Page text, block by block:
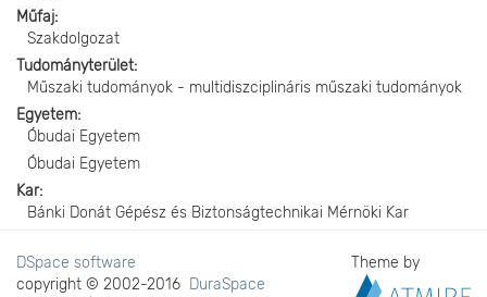
Műfaj
Szakdolgozat
Tudományterület
Műszaki tudományok - multidiszciplináris műszaki tudományok
Egyetem
Óbudai Egyetem
Óbudai Egyetem
Kar
Bánki Donát Gépész és Biztonságtechnikai Mérnöki Kar
DSpace software
copyright © 2002-2016 DuraSpace
Theme by